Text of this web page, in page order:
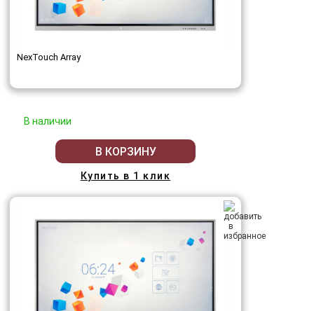
NexTouch Array
В наличии
В КОРЗИНУ
Купить в 1 клик